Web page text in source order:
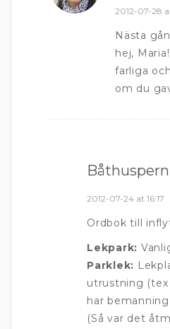
2012-07-28
Nästa
hej,
farliga
om du
2012-07-24 at 16:17
Ordbok till
Lekpark:
Parklek:
utrustning
har
(Så var det